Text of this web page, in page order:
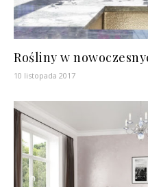
Rośliny w
10 listopada 2017